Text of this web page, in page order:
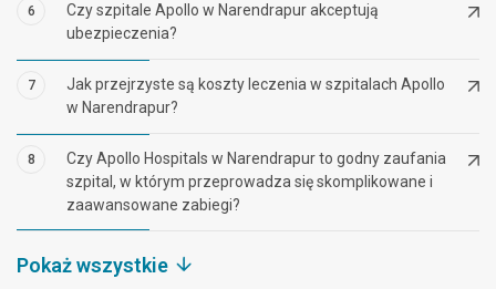
6
Czy szpitale Apollo w Narendrapur akceptują
ubezpieczenia?
7
Jak przejrzyste są koszty leczenia w szpitalach Apollo
w Narendrapur?
8
Czy Apollo Hospitals w Narendrapur to godny zaufania
szpital, w którym przeprowadza się skomplikowane i
zaawansowane zabiegi?
Pokaż wszystkie